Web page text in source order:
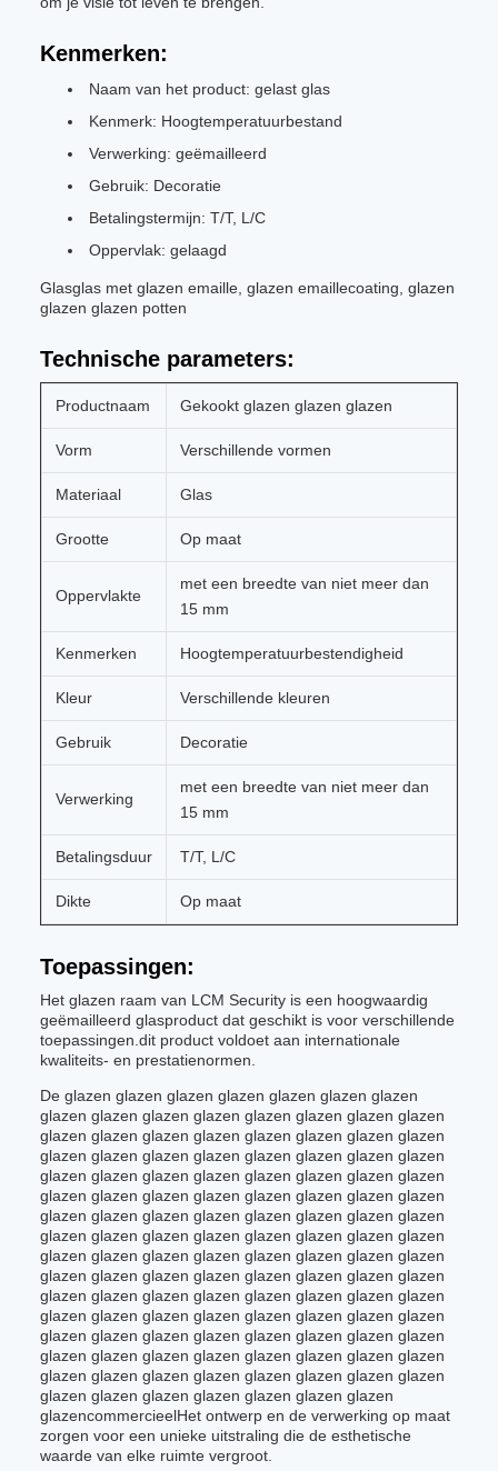
Kenmerken:
Naam van het product: gelast glas
Kenmerk: Hoogtemperatuurbestand
Verwerking: geëmailleerd
Gebruik: Decoratie
Betalingstermijn: T/T, L/C
Oppervlak: gelaagd
Glasglas met glazen emaille, glazen emaillecoating, glazen
glazen glazen potten
Technische parameters:
Productnaam Gekookt glazen glazen glazen
Vorm Verschillende vormen
Materiaal Glas
Grootte Op maat
Oppervlakte
met een breedte van niet meer dan
15 mm
Kenmerken Hoogtemperatuurbestendigheid
Kleur Verschillende kleuren
Gebruik Decoratie
Verwerking
met een breedte van niet meer dan
15 mm
Betalingsduur T/T, L/C
Dikte Op maat
Toepassingen:
Het glazen raam van LCM Security is een hoogwaardig
geëmailleerd glasproduct dat geschikt is voor verschillende
toepassingen.dit product voldoet aan internationale
kwaliteits- en prestatienormen.
De glazen glazen glazen glazen glazen glazen glazen
glazen glazen glazen glazen glazen glazen glazen glazen
glazen glazen glazen glazen glazen glazen glazen glazen
glazen glazen glazen glazen glazen glazen glazen glazen
glazen glazen glazen glazen glazen glazen glazen glazen
glazen glazen glazen glazen glazen glazen glazen glazen
glazen glazen glazen glazen glazen glazen glazen glazen
glazen glazen glazen glazen glazen glazen glazen glazen
glazen glazen glazen glazen glazen glazen glazen glazen
glazen glazen glazen glazen glazen glazen glazen glazen
glazen glazen glazen glazen glazen glazen glazen glazen
glazen glazen glazen glazen glazen glazen glazen glazen
glazen glazen glazen glazen glazen glazen glazen glazen
glazen glazen glazen glazen glazen glazen glazen glazen
glazen glazen glazen glazen glazen glazen glazen glazen
glazen glazen glazen glazen glazen glazen glazen
glazencommercieelHet ontwerp en de verwerking op maat
zorgen voor een unieke uitstraling die de esthetische
waarde van elke ruimte vergroot.